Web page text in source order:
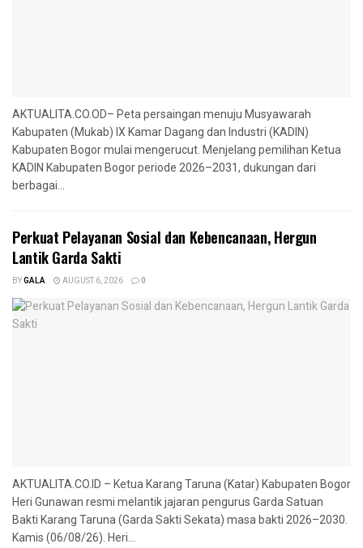
AKTUALITA.CO.OD– Peta persaingan menuju Musyawarah
Kabupaten (Mukab) IX Kamar Dagang dan Industri (KADIN)
Kabupaten Bogor mulai mengerucut. Menjelang pemilihan Ketua
KADIN Kabupaten Bogor periode 2026–2031, dukungan dari
berbagai...
Perkuat Pelayanan Sosial dan Kebencanaan, Hergun
Lantik Garda Sakti
BYGALA AUGUST 6, 2026 0
AKTUALITA.CO.ID – Ketua Karang Taruna (Katar) Kabupaten Bogor
Heri Gunawan resmi melantik jajaran pengurus Garda Satuan
Bakti Karang Taruna (Garda Sakti Sekata) masa bakti 2026–2030.
Kamis (06/08/26). Heri...